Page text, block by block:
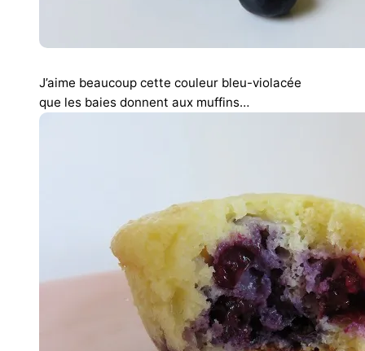
J’aime beaucoup cette couleur bleu-violacée
que les baies donnent aux muffins…